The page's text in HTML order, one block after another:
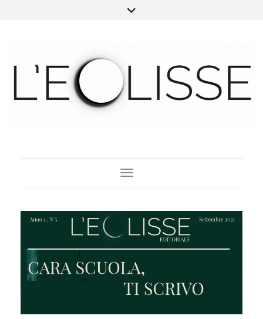
Toggle Navigation